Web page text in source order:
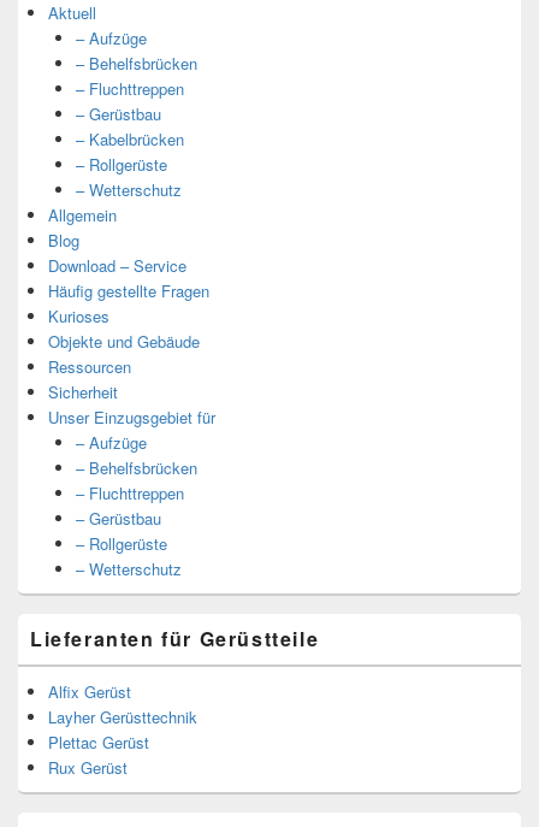
Aktuell
– Aufzüge
– Behelfsbrücken
– Fluchttreppen
– Gerüstbau
– Kabelbrücken
– Rollgerüste
– Wetterschutz
Allgemein
Blog
Download – Service
Häufig gestellte Fragen
Kurioses
Objekte und Gebäude
Ressourcen
Sicherheit
Unser Einzugsgebiet für
– Aufzüge
– Behelfsbrücken
– Fluchttreppen
– Gerüstbau
– Rollgerüste
– Wetterschutz
Lieferanten für Gerüstteile
Alfix Gerüst
Layher Gerüsttechnik
Plettac Gerüst
Rux Gerüst